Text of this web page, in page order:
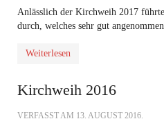
Anlässlich der Kirchweih 2017
durch, welches sehr gut
Weiterlesen
Kirchweih 2016
VERFASST AM 13. AUGUST 2016.